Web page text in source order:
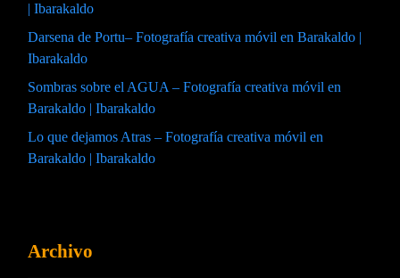
| Ibarakaldo
Darsena de Portu– Fotografía creativa móvil en Barakaldo |
Ibarakaldo
Sombras sobre el AGUA – Fotografía creativa móvil en
Barakaldo | Ibarakaldo
Lo que dejamos Atras – Fotografía creativa móvil en
Barakaldo | Ibarakaldo
Archivo